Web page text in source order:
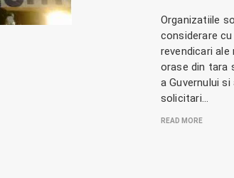
Organizatiile
considerare
revendicari
orase din tara
a Guvernului
solicitari…
READ MORE